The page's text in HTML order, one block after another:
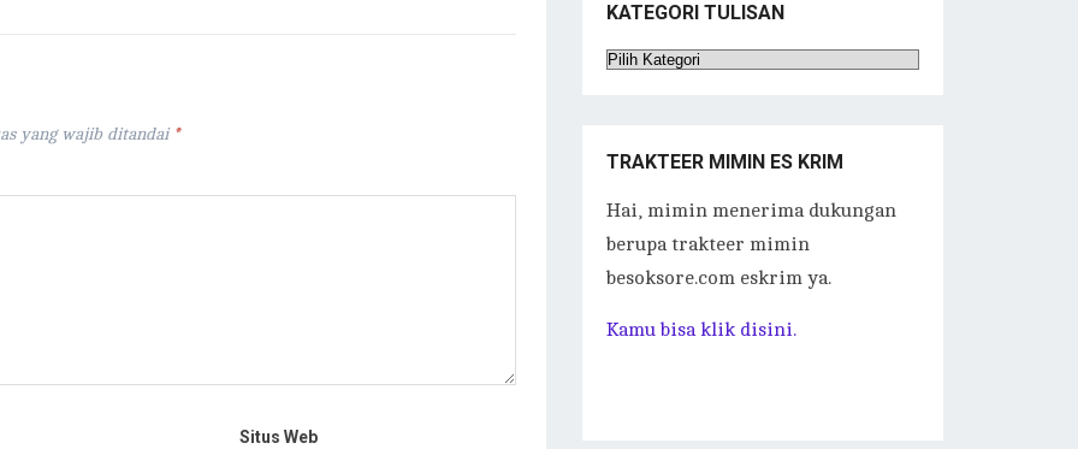
yang wajib ditandai *
Situs Web
KATEGORI TULISAN
Kategori
TRAKTEER MIMIN ES KRIM
Hai, mimin menerima dukungan
berupa trakteer mimin
besoksore.com eskrim ya.
Kamu bisa klik disini.